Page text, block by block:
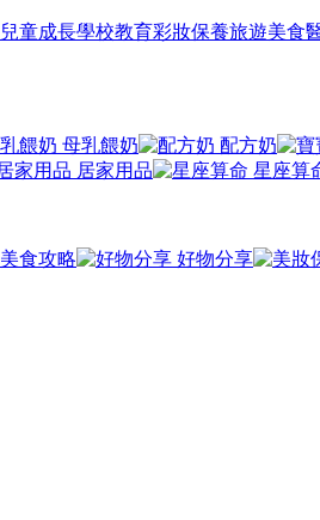
兒童成長學校教育彩妝保養旅遊美食
母乳餵奶 配方奶
居家用品 星座算
美食攻略 好物分享